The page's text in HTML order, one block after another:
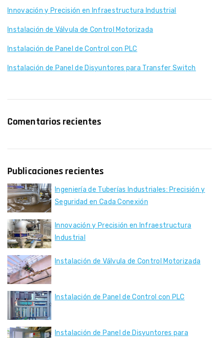
Innovación y Precisión en Infraestructura Industrial
Instalación de Válvula de Control Motorizada
Instalación de Panel de Control con PLC
Instalación de Panel de Disyuntores para Transfer Switch
Comentarios recientes
Publicaciones recientes
Ingeniería de Tuberías Industriales: Precisión y
Seguridad en Cada Conexión
Innovación y Precisión en Infraestructura
Industrial
Instalación de Válvula de Control Motorizada
Instalación de Panel de Control con PLC
Instalación de Panel de Disyuntores para